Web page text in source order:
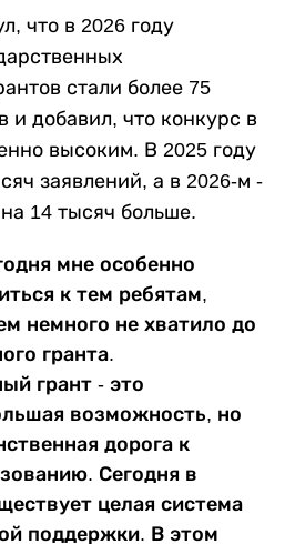
что в 2026 году
стали более 75
и добавил, что конкурс в
высоким. В 2025 году
заявлений, а в 2026-м -
14 тысяч больше.
мне особенно
к тем ребятам,
немного не хватило до
гранта.
грант - это
возможность, но
дорога к
Сегодня в
целая система
поддержки. В этом